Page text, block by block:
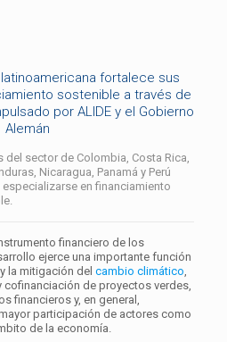
fortalece sus
sostenible a través de
por ALIDE y el Gobierno
Alemán
del sector de Colombia, Costa Rica,
Nicaragua, Panamá y Perú
en financiamiento
financiero de los
ejerce una importante función
la mitigación del cambio climático,
cofinanciación de proyectos verdes,
financieros y, en general,
participación de actores como
de la economía.